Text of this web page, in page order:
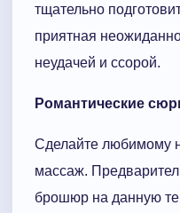
тщательно
приятная
неудачей и ссорой.
Романтические
Сделайте любимому
массаж.
брошюр на данную